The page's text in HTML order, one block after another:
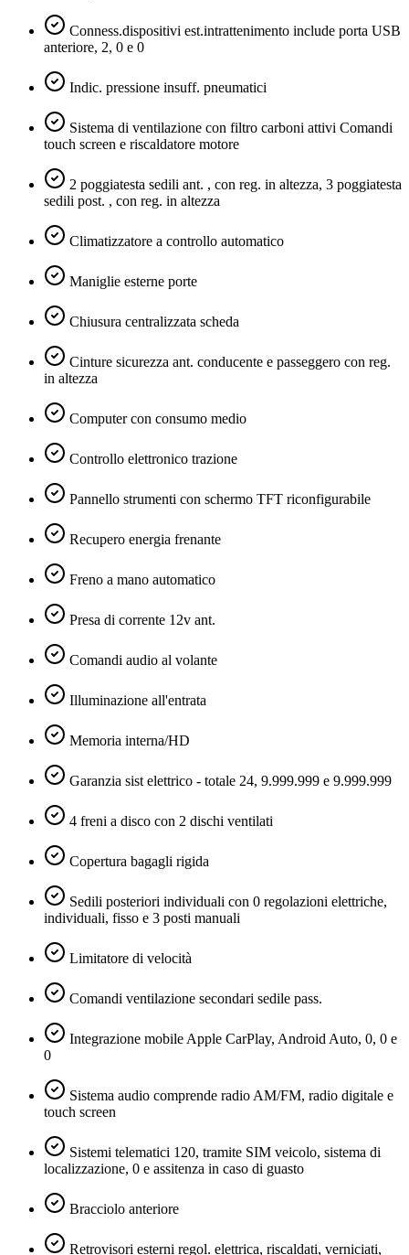
Conness.dispositivi est.intrattenimento include porta USB
anteriore, 2, 0 e 0
Indic. pressione insuff. pneumatici
Sistema di ventilazione con filtro carboni attivi Comandi
touch screen e riscaldatore motore
2 poggiatesta sedili ant. , con reg. in altezza, 3 poggiatesta
sedili post. , con reg. in altezza
Climatizzatore a controllo automatico
Maniglie esterne porte
Chiusura centralizzata scheda
Cinture sicurezza ant. conducente e passeggero con reg.
in altezza
Computer con consumo medio
Controllo elettronico trazione
Pannello strumenti con schermo TFT riconfigurabile
Recupero energia frenante
Freno a mano automatico
Presa di corrente 12v ant.
Comandi audio al volante
Illuminazione all'entrata
Memoria interna/HD
Garanzia sist elettrico - totale 24, 9.999.999 e 9.999.999
4 freni a disco con 2 dischi ventilati
Copertura bagagli rigida
Sedili posteriori individuali con 0 regolazioni elettriche,
individuali, fisso e 3 posti manuali
Limitatore di velocità
Comandi ventilazione secondari sedile pass.
Integrazione mobile Apple CarPlay, Android Auto, 0, 0 e
0
Sistema audio comprende radio AM/FM, radio digitale e
touch screen
Sistemi telematici 120, tramite SIM veicolo, sistema di
localizzazione, 0 e assitenza in caso di guasto
Bracciolo anteriore
Retrovisori esterni regol. elettrica, riscaldati, verniciati,